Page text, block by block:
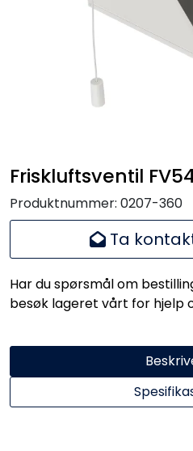
Friskluftsventil
Produktnummer: 0207-360
Ta
Har du spørsmål om
besøk lageret vårt for hjelp
Kunngjøringer!